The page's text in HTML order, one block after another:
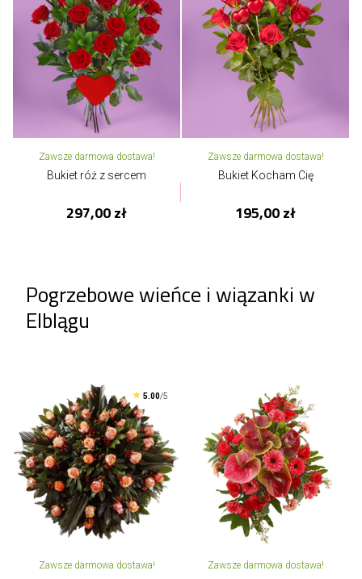
Zawsze darmowa dostawa!
Bukiet róż z sercem
297,00 zł
Zawsze darmowa dostawa!
Bukiet Kocham Cię
195,00 zł
Pogrzebowe wieńce i wiązanki w
Elblągu
5.00/5
Zawsze darmowa dostawa! Zawsze darmowa dostawa!